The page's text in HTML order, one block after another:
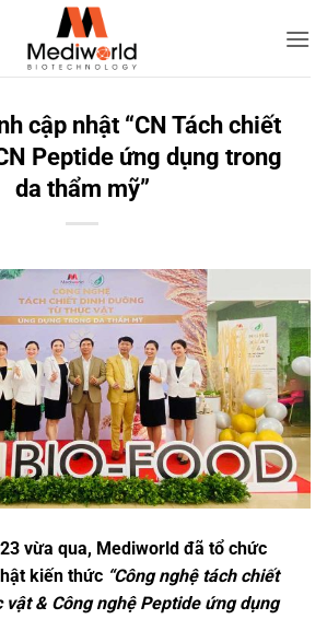
cập nhật “CN Tách chiết
Peptide ứng dụng trong
da thẩm mỹ”
vừa qua, Mediworld đã tổ chức
kiến thức “Công nghệ tách chiết
& Công nghệ Peptide ứng dụng